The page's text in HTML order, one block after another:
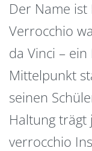
Der Name
Verrocchio
da Vinci –
Mittelpunkt
seinen
Haltung trägt
verrocchio